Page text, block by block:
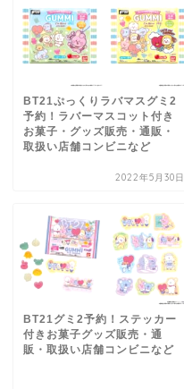
BT21ぷっくりラバマスグミ2
予約！ラバーマスコット付き
お菓子・グッズ販売・通販・
取扱い店舗コンビニなど
2022年5月30日
BT21グミ2予約！ステッカー
付きお菓子グッズ販売・通
販・取扱い店舗コンビニなど